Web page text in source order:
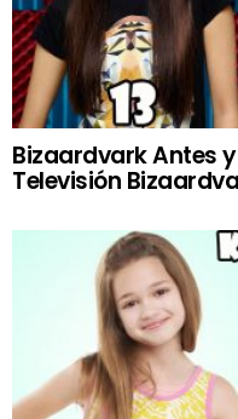
Bizaardvark Antes
Televisión